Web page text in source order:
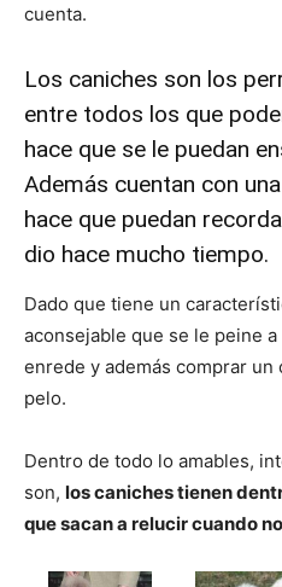
cuenta.
Los caniches son los
entre todos los que
hace que se le puedan
Además cuentan con
hace que puedan
dio hace mucho tiempo.
Dado que tiene un
aconsejable que se le peine
enrede y además comprar un
pelo.
Dentro de todo lo amables,
son, los caniches tienen
que sacan a relucir cuando